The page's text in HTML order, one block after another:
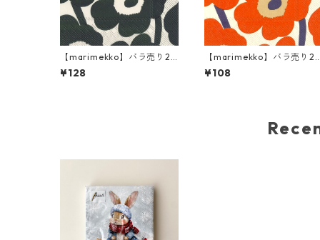
【marimekko】バラ売り2
枚 ランチサイズ ペーパーナ
プキン UNIKKO クリームxグ
¥128
【marimekko】バラ売り2
枚 カクテルサイズ ペーパー
ナプキン UNIKKO クリーム
¥108